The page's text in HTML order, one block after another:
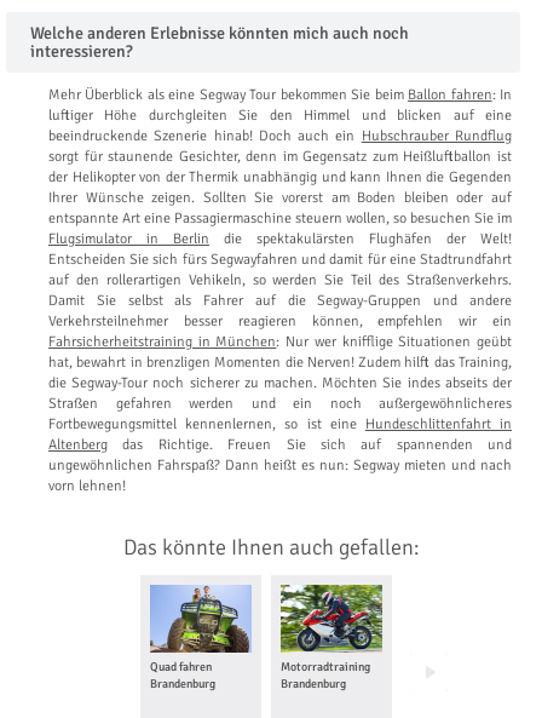
Welche anderen Erlebnisse könnten mich auch noch
interessieren?
Mehr Überblick als eine Segway Tour bekommen Sie beim Ballon fahren: In
luftiger Höhe durchgleiten Sie den Himmel und blicken auf eine
beeindruckende Szenerie hinab! Doch auch ein Hubschrauber Rundflug
sorgt für staunende Gesichter, denn im Gegensatz zum Heißluftballon ist
der Helikopter von der Thermik unabhängig und kann Ihnen die Gegenden
Ihrer Wünsche zeigen. Sollten Sie vorerst am Boden bleiben oder auf
entspannte Art eine Passagiermaschine steuern wollen, so besuchen Sie im
Flugsimulator in Berlin die spektakulärsten Flughäfen der Welt!
Entscheiden Sie sich fürs Segwayfahren und damit für eine Stadtrundfahrt
auf den rollerartigen Vehikeln, so werden Sie Teil des Straßenverkehrs.
Damit Sie selbst als Fahrer auf die Segway-Gruppen und andere
Verkehrsteilnehmer besser reagieren können, empfehlen wir ein
Fahrsicherheitstraining in München: Nur wer knifflige Situationen geübt
hat, bewahrt in brenzligen Momenten die Nerven! Zudem hilft das Training,
die Segway-Tour noch sicherer zu machen. Möchten Sie indes abseits der
Straßen gefahren werden und ein noch außergewöhnlicheres
Fortbewegungsmittel kennenlernen, so ist eine Hundeschlittenfahrt in
Altenberg das Richtige. Freuen Sie sich auf spannenden und
ungewöhnlichen Fahrspaß? Dann heißt es nun: Segway mieten und nach
vorn lehnen!
Das könnte Ihnen auch gefallen:
Quad fahren
Brandenburg
Motorradtraining
Brandenburg
Romantisches